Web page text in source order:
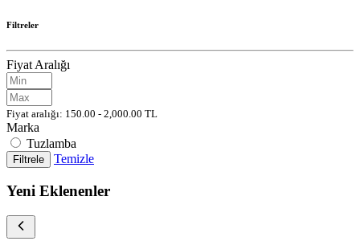
Filtreler
Fiyat Aralığı
Fiyat aralığı: 150.00 - 2,000.00 TL
Marka
Tuzlamba
Filtrele Temizle
Yeni Eklenenler